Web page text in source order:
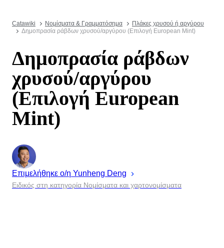
Catawiki Νομίσματα & Γραμματόσημα
Πλάκες χρυσού ή αργύρου
Δημοπρασία ράβδων χρυσού/αργύρου (Επιλογή European Mint)
Δημοπρασία ράβδων
χρυσού/αργύρου
(Επιλογή European
Mint)
Επιμελήθηκε ο/η Yunheng Deng
Ειδικός στη κατηγορία Νομίσματα και χαρτονομίσματα